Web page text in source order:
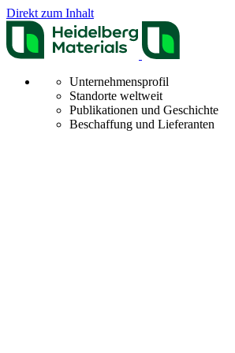
Direkt zum Inhalt
Unternehmensprofil
Standorte weltweit
Publikationen und Geschichte
Beschaffung und Lieferanten